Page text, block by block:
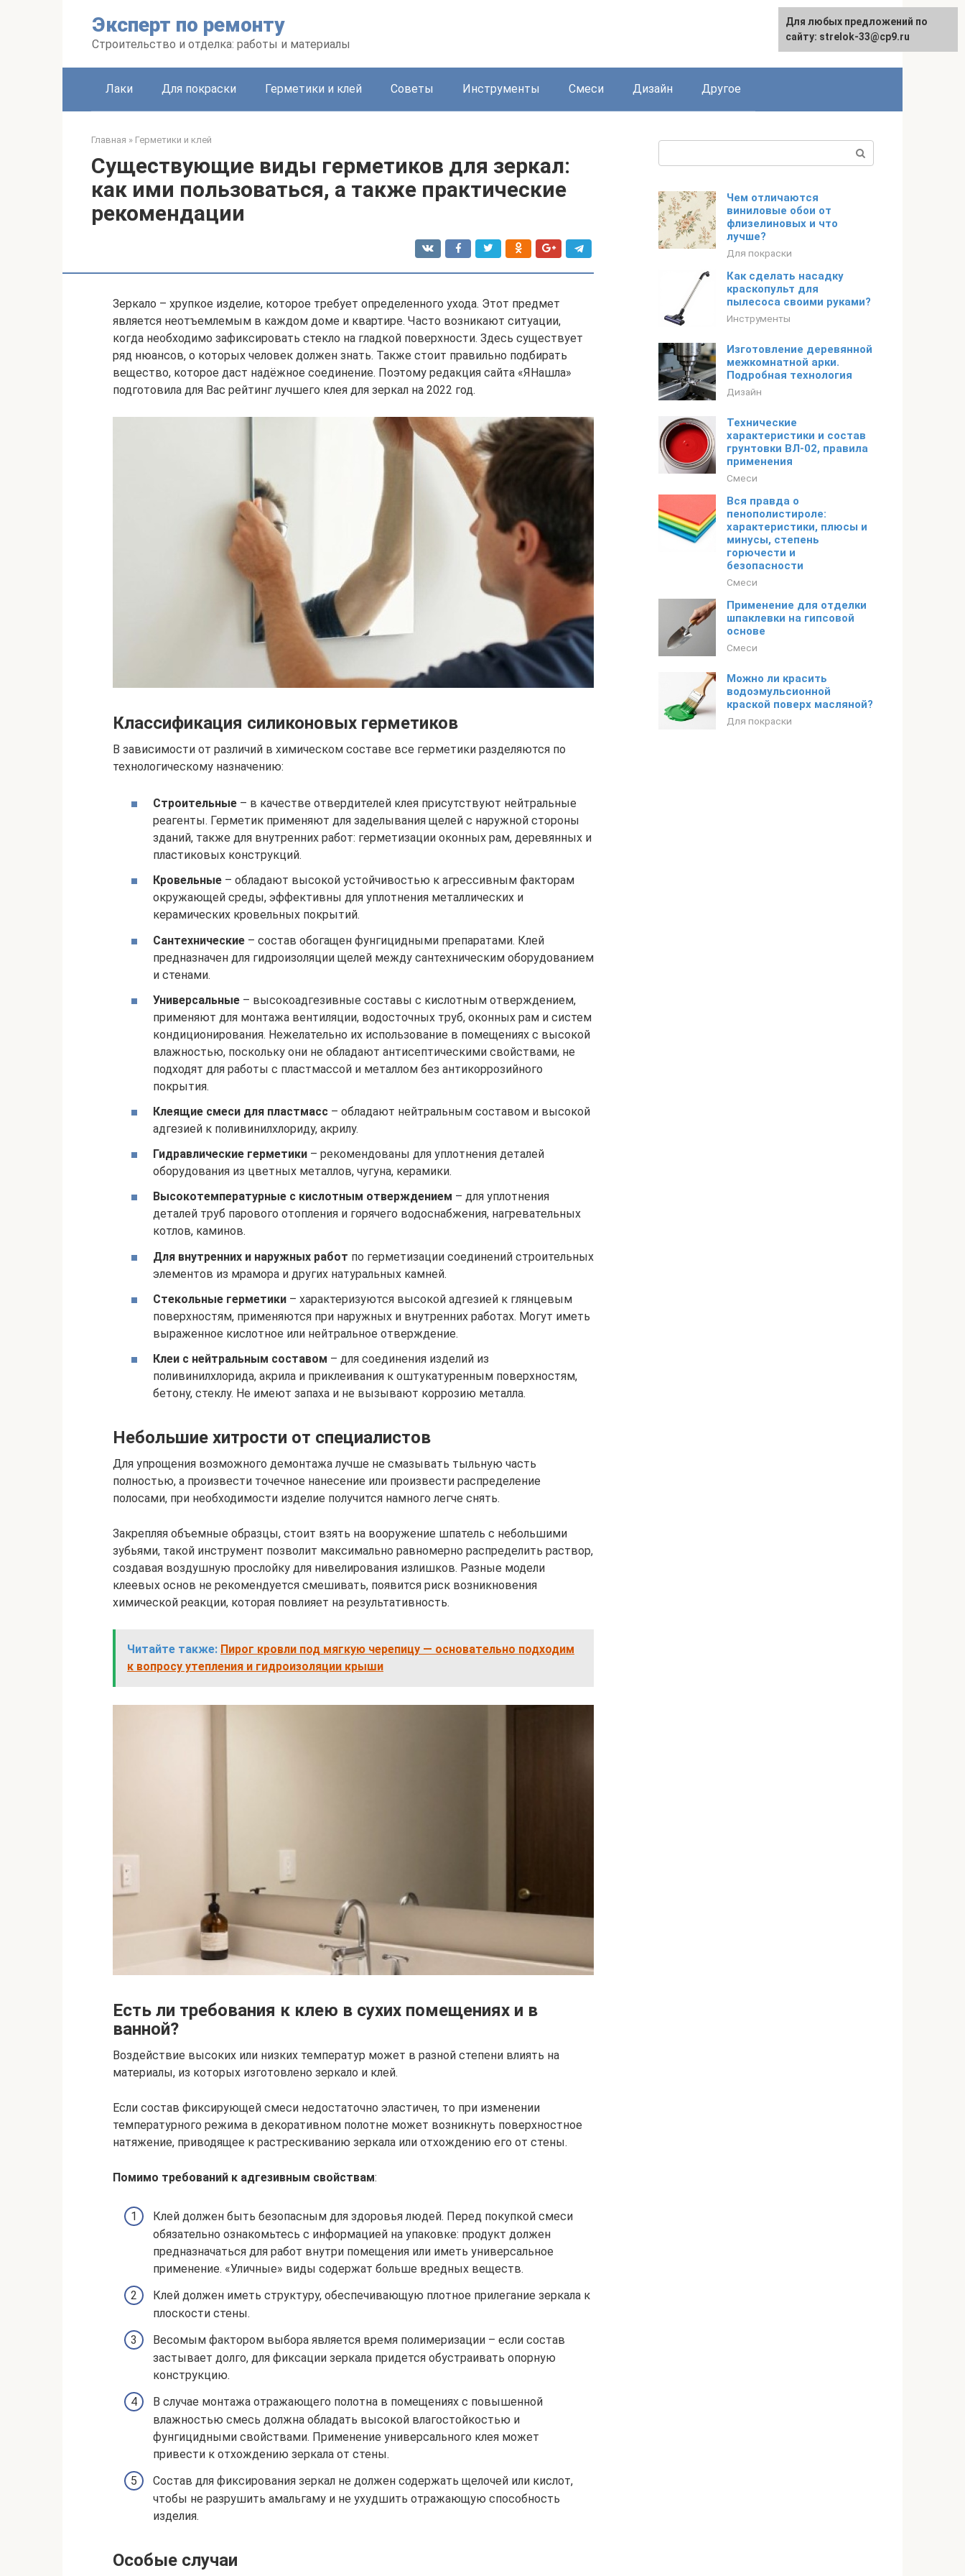
Эксперт по ремонту
Строительство и отделка: работы и материалы
Лаки Для покраски Герметики и клей Советы Инструменты Смеси Дизайн Другое
Главная » Герметики и клей
Существующие виды герметиков для зеркал:
как ими пользоваться, а также практические
рекомендации
Зеркало – хрупкое изделие, которое требует определенного ухода. Этот предмет
является неотъемлемым в каждом доме и квартире. Часто возникают ситуации,
когда необходимо зафиксировать стекло на гладкой поверхности. Здесь существует
ряд нюансов, о которых человек должен знать. Также стоит правильно подбирать
вещество, которое даст надёжное соединение. Поэтому редакция сайта «ЯНашла»
подготовила для Вас рейтинг лучшего клея для зеркал на 2022 год.
Классификация силиконовых герметиков
В зависимости от различий в химическом составе все герметики разделяются по
технологическому назначению:
Строительные – в качестве отвердителей клея присутствуют нейтральные
реагенты. Герметик применяют для заделывания щелей с наружной стороны
зданий, также для внутренних работ: герметизации оконных рам, деревянных и
пластиковых конструкций.
Кровельные – обладают высокой устойчивостью к агрессивным факторам
окружающей среды, эффективны для уплотнения металлических и
керамических кровельных покрытий.
Сантехнические – состав обогащен фунгицидными препаратами. Клей
предназначен для гидроизоляции щелей между сантехническим оборудованием
и стенами.
Универсальные – высокоадгезивные составы с кислотным отверждением,
применяют для монтажа вентиляции, водосточных труб, оконных рам и систем
кондиционирования. Нежелательно их использование в помещениях с высокой
влажностью, поскольку они не обладают антисептическими свойствами, не
подходят для работы с пластмассой и металлом без антикоррозийного
покрытия.
Клеящие смеси для пластмасс – обладают нейтральным составом и высокой
адгезией к поливинилхлориду, акрилу.
Гидравлические герметики – рекомендованы для уплотнения деталей
оборудования из цветных металлов, чугуна, керамики.
Высокотемпературные с кислотным отверждением – для уплотнения
деталей труб парового отопления и горячего водоснабжения, нагревательных
котлов, каминов.
Для внутренних и наружных работ по герметизации соединений строительных
элементов из мрамора и других натуральных камней.
Стекольные герметики – характеризуются высокой адгезией к глянцевым
поверхностям, применяются при наружных и внутренних работах. Могут иметь
выраженное кислотное или нейтральное отверждение.
Клеи с нейтральным составом – для соединения изделий из
поливинилхлорида, акрила и приклеивания к оштукатуренным поверхностям,
бетону, стеклу. Не имеют запаха и не вызывают коррозию металла.
Небольшие хитрости от специалистов
Для упрощения возможного демонтажа лучше не смазывать тыльную часть
полностью, а произвести точечное нанесение или произвести распределение
полосами, при необходимости изделие получится намного легче снять.
Закрепляя объемные образцы, стоит взять на вооружение шпатель с небольшими
зубьями, такой инструмент позволит максимально равномерно распределить раствор,
создавая воздушную прослойку для нивелирования излишков. Разные модели
клеевых основ не рекомендуется смешивать, появится риск возникновения
химической реакции, которая повлияет на результативность.
Читайте также: Пирог кровли под мягкую черепицу — основательно подходим
к вопросу утепления и гидроизоляции крыши
Есть ли требования к клею в сухих помещениях и в
ванной?
Воздействие высоких или низких температур может в разной степени влиять на
материалы, из которых изготовлено зеркало и клей.
Если состав фиксирующей смеси недостаточно эластичен, то при изменении
температурного режима в декоративном полотне может возникнуть поверхностное
натяжение, приводящее к растрескиванию зеркала или отхождению его от стены.
Помимо требований к адгезивным свойствам:
Клей должен быть безопасным для здоровья людей. Перед покупкой смеси
обязательно ознакомьтесь с информацией на упаковке: продукт должен
предназначаться для работ внутри помещения или иметь универсальное
применение. «Уличные» виды содержат больше вредных веществ.
Клей должен иметь структуру, обеспечивающую плотное прилегание зеркала к
плоскости стены.
Весомым фактором выбора является время полимеризации – если состав
застывает долго, для фиксации зеркала придется обустраивать опорную
конструкцию.
В случае монтажа отражающего полотна в помещениях с повышенной
влажностью смесь должна обладать высокой влагостойкостью и
фунгицидными свойствами. Применение универсального клея может
привести к отхождению зеркала от стены.
Состав для фиксирования зеркал не должен содержать щелочей или кислот,
чтобы не разрушить амальгаму и не ухудшить отражающую способность
изделия.
Особые случаи
Чем отличаются
виниловые обои от
флизелиновых и что
лучше?
Для покраски
Как сделать насадку
краскопульт для
пылесоса своими руками?
Инструменты
Изготовление деревянной
межкомнатной арки.
Подробная технология
Дизайн
Технические
характеристики и состав
грунтовки ВЛ-02, правила
применения
Смеси
Вся правда о
пенополистироле:
характеристики, плюсы и
минусы, степень
горючести и
безопасности
Смеси
Применение для отделки
шпаклевки на гипсовой
основе
Смеси
Можно ли красить
водоэмульсионной
краской поверх масляной?
Для покраски
Для любых предложений по
сайту: strelok-33@cp9.ru
Для любых предложений по
сайту: strelok-33@cp9.ru